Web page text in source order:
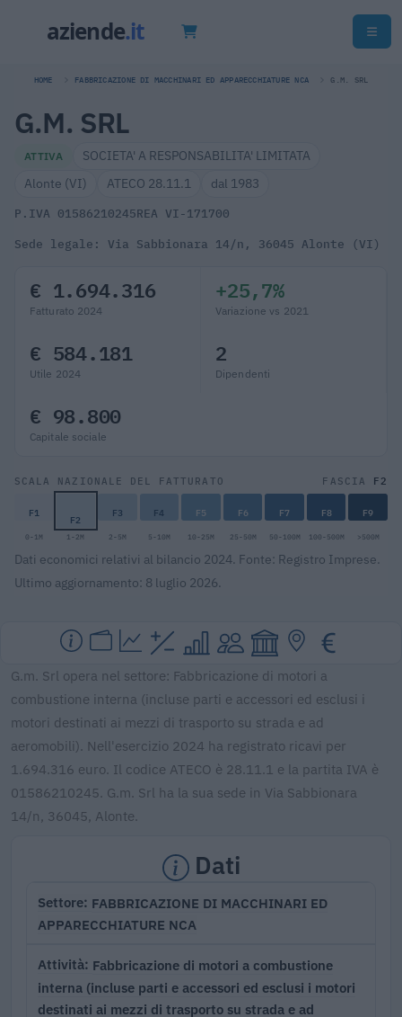
HOME FABBRICAZIONE DI MACCHINARI ED APPARECCHIATURE NCA G.M. SRL
G.M. SRL
ATTIVA
SOCIETA' A RESPONSABILITA' LIMITATA
Alonte (VI)
ATECO 28.11.1 dal 1983
P.IVA 01586210245REA VI-171700
Sede legale: Via Sabbionara 14/n, 36045 Alonte (VI)
€ 1.694.316
Fatturato 2024
+25,7%
Variazione vs 2021
€ 584.181
Utile 2024
2
Dipendenti
€ 98.800
Capitale sociale
SCALA NAZIONALE DEL FATTURATO FASCIA F2
F1 F2 F3 F4 F5 F6 F7 F8 F9
0-1M 1-2M 2-5M 5-10M 10-25M 25-50M 50-100M 100-500M >500M
Dati economici relativi al bilancio 2024. Fonte: Registro Imprese.
Ultimo aggiornamento: 8 luglio 2026.
G.m. Srl opera nel settore: Fabbricazione di motori a
combustione interna (incluse parti e accessori ed esclusi i
motori destinati ai mezzi di trasporto su strada e ad
aeromobili). Nell'esercizio 2024 ha registrato ricavi per
1.694.316 euro. Il codice ATECO è 28.11.1 e la partita IVA è
01586210245. G.m. Srl ha la sua sede in Via Sabbionara
14/n, 36045, Alonte.
Dati
Settore FABBRICAZIONE DI MACCHINARI ED
APPARECCHIATURE NCA
Attività Fabbricazione di motori a combustione
interna (incluse parti e accessori ed esclusi i motori
destinati ai mezzi di trasporto su strada e ad